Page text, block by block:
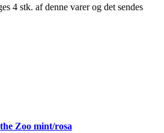
4 stk. af denne varer og det sendes
Zoo mint/rosa